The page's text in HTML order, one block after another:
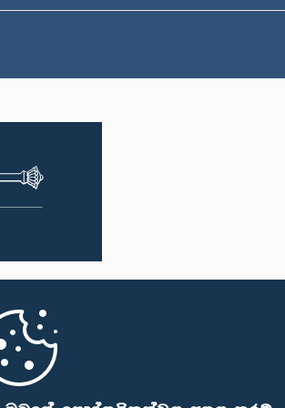
ප.ව. 1:34 - ප.ව. 1:44